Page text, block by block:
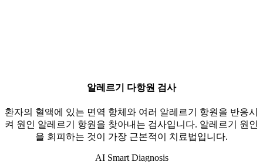
알레르기 다항원 검사
환자의 혈액에 있는 면역 항체와 여러 알레르기 항원을 반응시
켜 원인 알레르기 항원을 찾아내는 검사입니다. 알레르기 원인
을 회피하는 것이 가장 근본적이 치료법입니다.
AI Smart Diagnosis